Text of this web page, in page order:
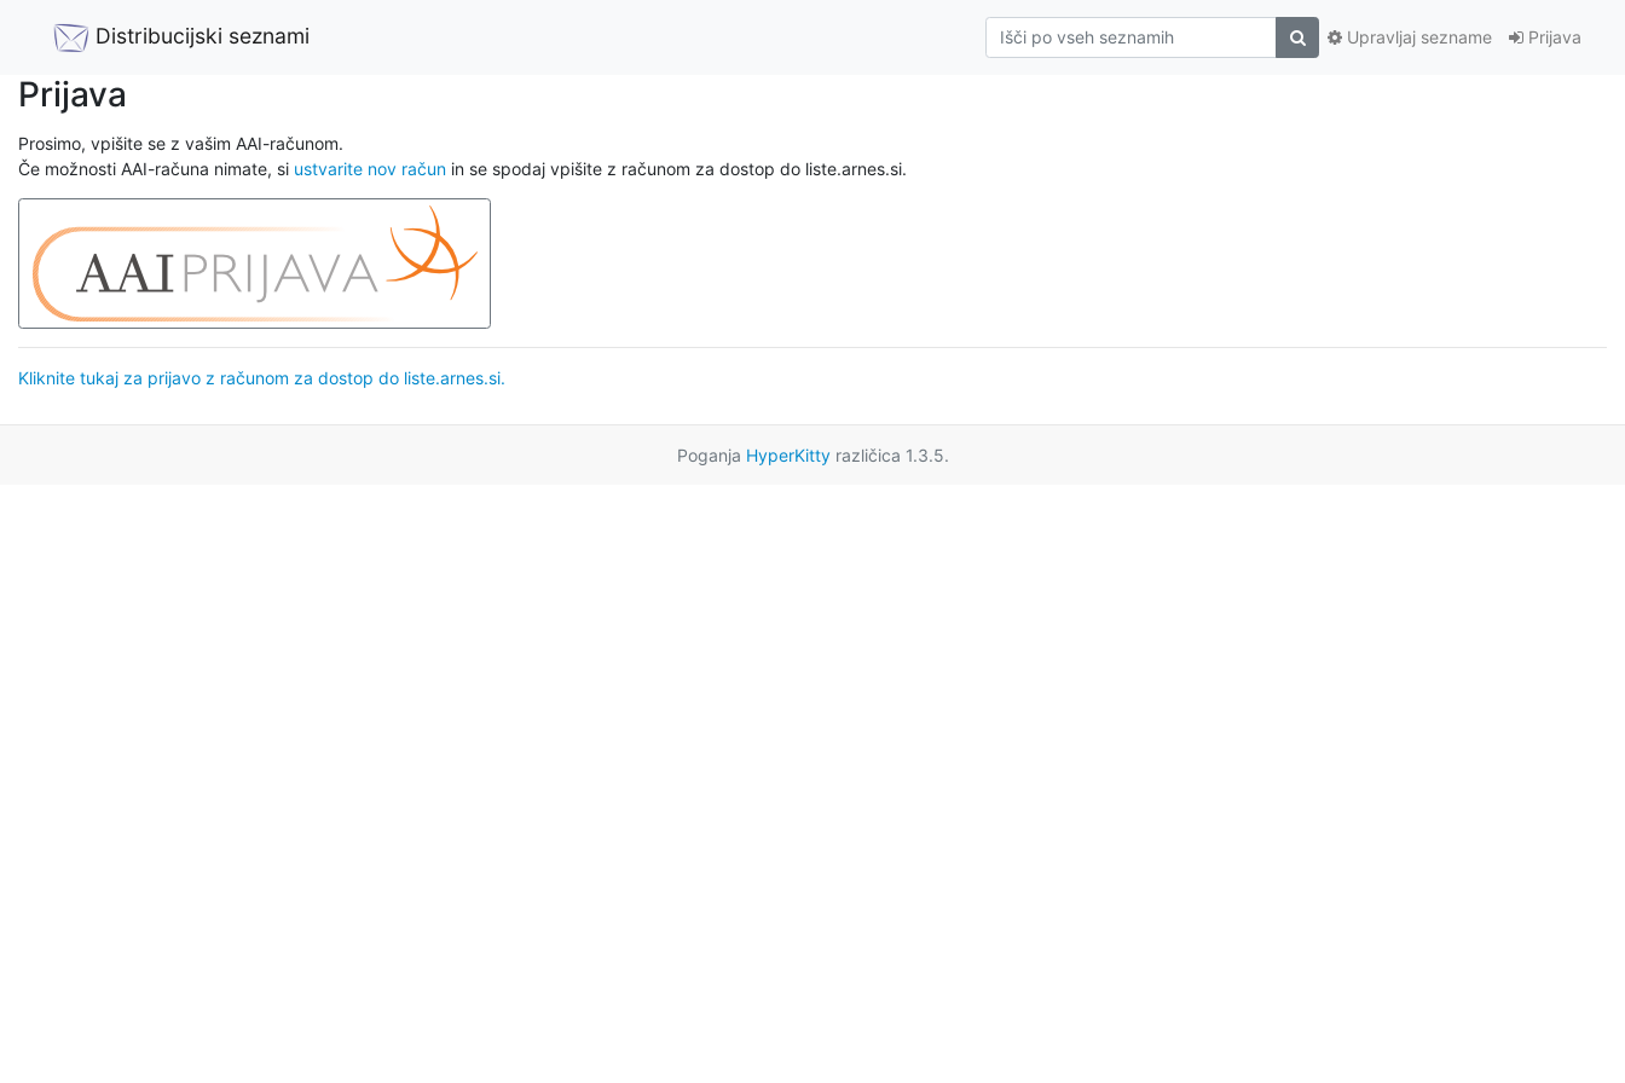
Distribucijski seznami Prijava
Upravljaj sezname
Prijava
Prosimo, vpišite se z vašim AAI-računom.
Če možnosti AAI-računa nimate, si ustvarite nov račun in se spodaj vpišite z računom za dostop do liste.arnes.si.
Kliknite tukaj za prijavo z računom za dostop do liste.arnes.si.
Poganja HyperKittyrazličica 1.3.5.